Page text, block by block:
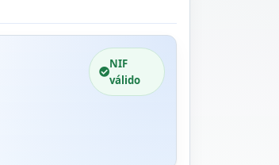
NIF
válido